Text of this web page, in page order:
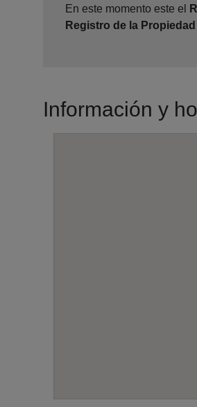
En este momento este el
Registro de la
Información y